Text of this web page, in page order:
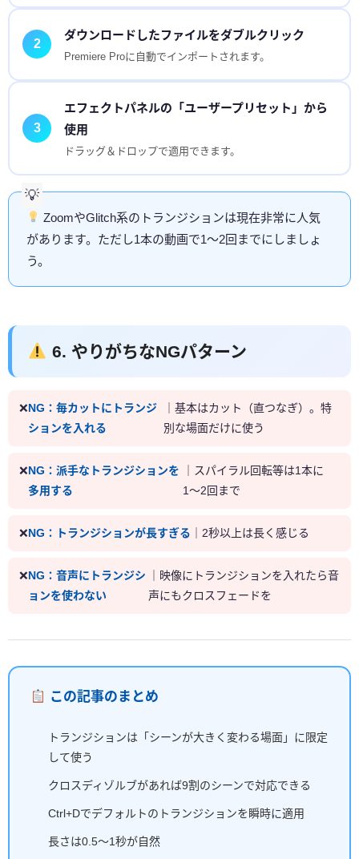
2
ダウンロードしたファイルをダブルクリック
Premiere Proに自動でインポートされます。
3
エフェクトパネルの「ユーザープリセット」から
使用
ドラッグ＆ドロップで適用できます。
ZoomやGlitch系のトランジションは現在非常に人気
があります。ただし1本の動画で1〜2回までにしましょ
う。
6. やりがちなNGパターン
NG：毎カットにトランジ
ションを入れる
｜基本はカット（直つなぎ）。特
別な場面だけに使う
NG：派手なトランジションを
多用する
｜スパイラル回転等は1本に
1〜2回まで
NG：トランジションが長すぎる ｜2秒以上は長く感じる
NG：音声にトランジシ
ョンを使わない
｜映像にトランジションを入れたら音
声にもクロスフェードを
この記事のまとめ
トランジションは「シーンが大きく変わる場面」に限定
して使う
クロスディゾルブがあれば9割のシーンで対応できる
Ctrl+Dでデフォルトのトランジションを瞬時に適用
長さは0.5〜1秒が自然